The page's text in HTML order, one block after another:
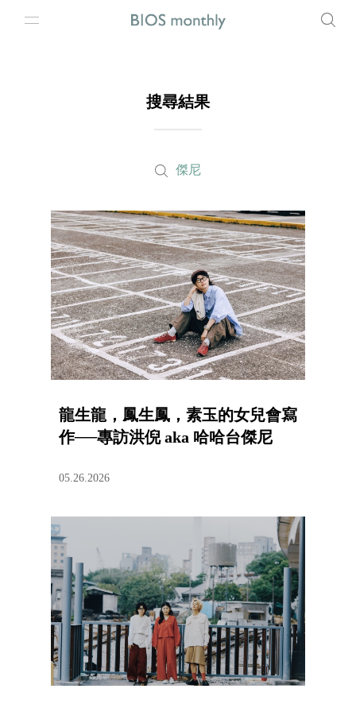
搜尋結果
傑尼
龍生龍，鳳生鳳，素玉的女兒會寫
作──專訪洪倪 aka 哈哈台傑尼
05.26.2026